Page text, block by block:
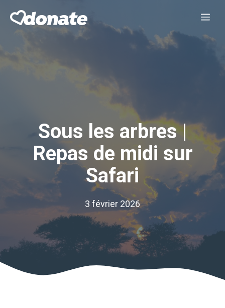
Sous les arbres |
Repas de midi sur
Safari
3 février 2026